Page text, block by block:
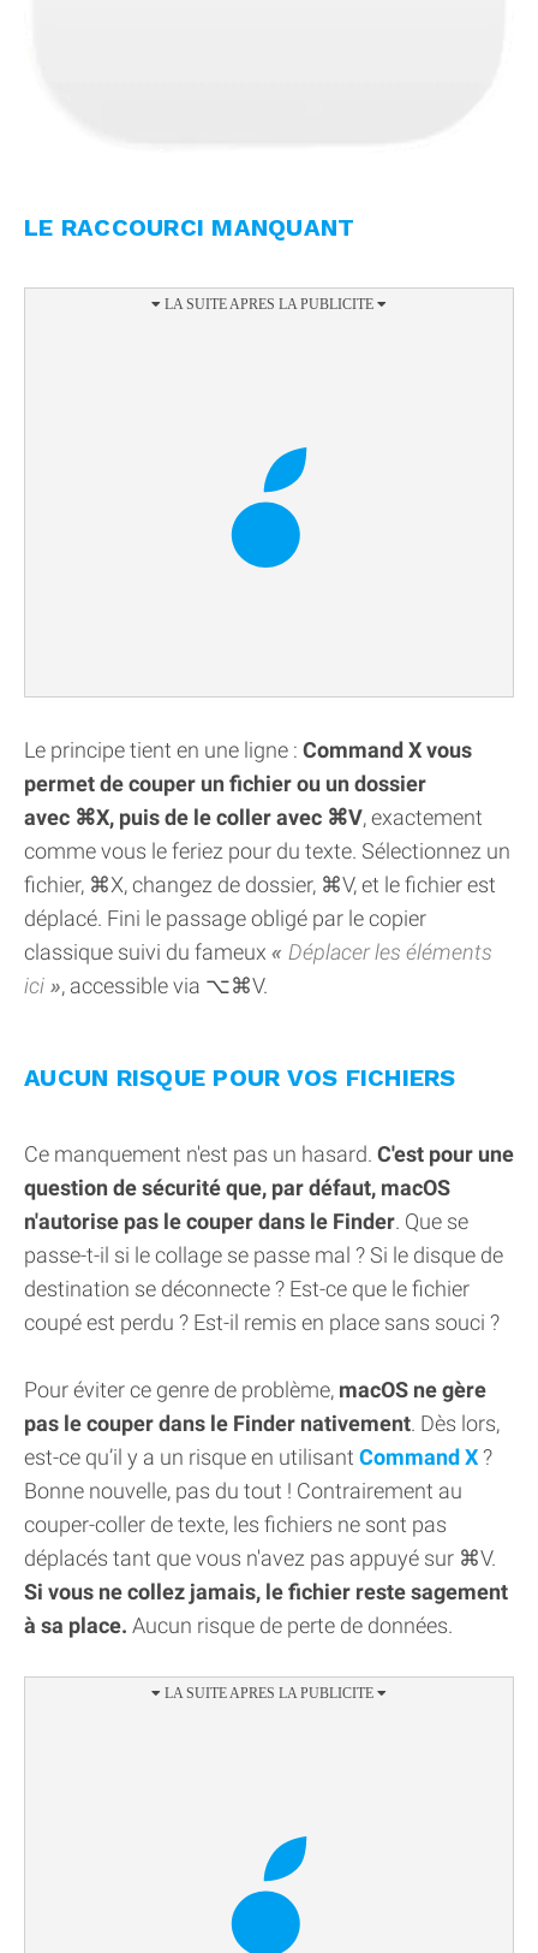
LE RACCOURCI MANQUANT
Le principe tient en une ligne : Command X vous
permet de couper un fichier ou un dossier
avec ⌘X, puis de le coller avec ⌘V, exactement
comme vous le feriez pour du texte. Sélectionnez un
fichier, ⌘X, changez de dossier, ⌘V, et le fichier est
déplacé. Fini le passage obligé par le copier
classique suivi du fameux
Déplacer les éléments
ici
, accessible via ⌥⌘V.
AUCUN RISQUE POUR VOS FICHIERS
Ce manquement n'est pas un hasard. C'est pour une
question de sécurité que, par défaut, macOS
n'autorise pas le couper dans le Finder. Que se
passe-t-il si le collage se passe mal ? Si le disque de
destination se déconnecte ? Est-ce que le fichier
coupé est perdu ? Est-il remis en place sans souci ?
Pour éviter ce genre de problème, macOS ne gère
pas le couper dans le Finder nativement. Dès lors,
est-ce qu’il y a un risque en utilisant Command X?
Bonne nouvelle, pas du tout ! Contrairement au
couper-coller de texte, les fichiers ne sont pas
déplacés tant que vous n'avez pas appuyé sur ⌘V.
Si vous ne collez jamais, le fichier reste sagement
à sa place. Aucun risque de perte de données.